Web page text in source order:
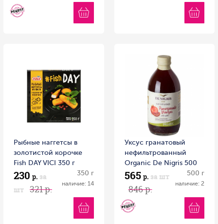
Рыбные наггетсы в
золотистой корочке
Fish DAY VICI 350 г
230 р. за
шт
321 р.
350 г
наличие: 14
Уксус гранатовый
нефильтрованный
Organic Dе Nigris 500
мл 1/6
565 р. за шт
846 р.
500 г
наличие: 2